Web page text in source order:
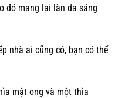
đó mang lại làn da sáng
nhà ai cũng có, bạn có thể
mật ong và một thìa